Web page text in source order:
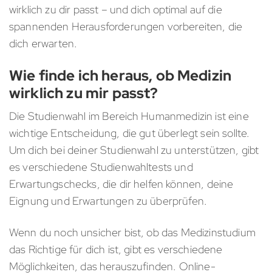
wirklich zu dir passt – und dich optimal auf die
spannenden Herausforderungen vorbereiten, die
dich erwarten.
Wie finde ich heraus, ob Medizin
wirklich zu mir passt?
Die Studienwahl im Bereich Humanmedizin ist eine
wichtige Entscheidung, die gut überlegt sein sollte.
Um dich bei deiner Studienwahl zu unterstützen, gibt
es verschiedene Studienwahltests und
Erwartungschecks, die dir helfen können, deine
Eignung und Erwartungen zu überprüfen.
Wenn du noch unsicher bist, ob das Medizinstudium
das Richtige für dich ist, gibt es verschiedene
Möglichkeiten, das herauszufinden. Online-